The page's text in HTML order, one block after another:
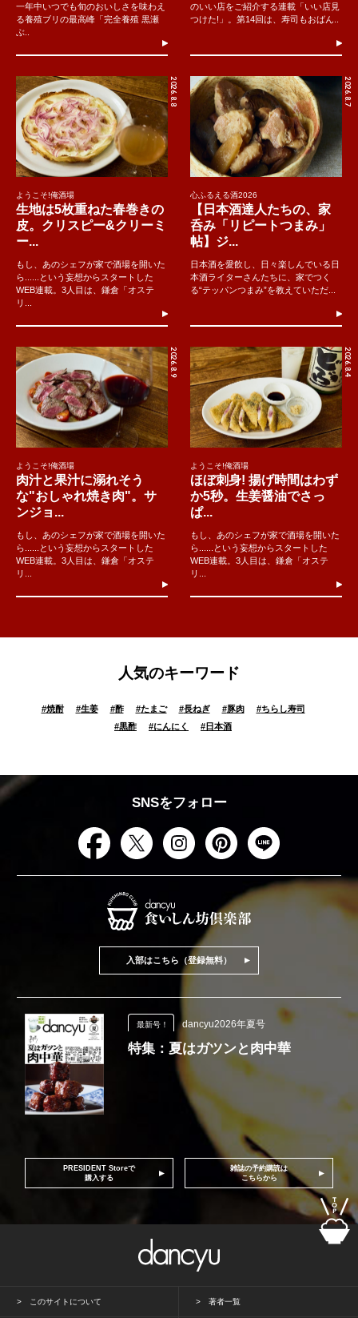
一年中いつでも旬のおいしさを味わえ
る養殖ブリの最高峰「完全養殖 黒瀬
ぶ..
のいい店をご紹介する連載「いい店見
つけた!」。第14回は、寿司もおばん..
2026.8.8
ようこそ!俺酒場
生地は5枚重ねた春巻きの
皮。クリスピー&クリーミ
ー...
もし、あのシェフが家で酒場を開いた
ら......という妄想からスタートした
WEB連載。3人目は、鎌倉「オステ
リ...
2026.8.7
心ふるえる酒2026
【日本酒達人たちの、家
呑み「リピートつまみ」
帖】ジ...
日本酒を愛飲し、日々楽しんでいる日
本酒ライターさんたちに、家でつく
る“テッパンつまみ”を教えていただ...
2026.8.9
ようこそ!俺酒場
肉汁と果汁に溺れそう
な"おしゃれ焼き肉"。サ
ンジョ...
もし、あのシェフが家で酒場を開いた
ら......という妄想からスタートした
WEB連載。3人目は、鎌倉「オステ
リ...
2026.8.4
ようこそ!俺酒場
ほぼ刺身! 揚げ時間はわず
か5秒。生姜醤油でさっ
ぱ...
もし、あのシェフが家で酒場を開いた
ら......という妄想からスタートした
WEB連載。3人目は、鎌倉「オステ
リ...
人気のキーワード
#焼酎 #生姜 #酢 #たまご #長ねぎ #豚肉 #ちらし寿司
#黒酢 #にんにく #日本酒
SNSをフォロー
入部はこちら（登録無料）
最新号！ dancyu2026年夏号
特集：夏はガツンと肉中華
PRESIDENT Storeで
購入する
雑誌の予約購読は
こちらから
このサイトについて 著者一覧